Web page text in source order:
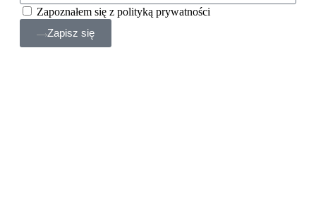
Zapoznałem się z polityką prywatności
Zapisz się